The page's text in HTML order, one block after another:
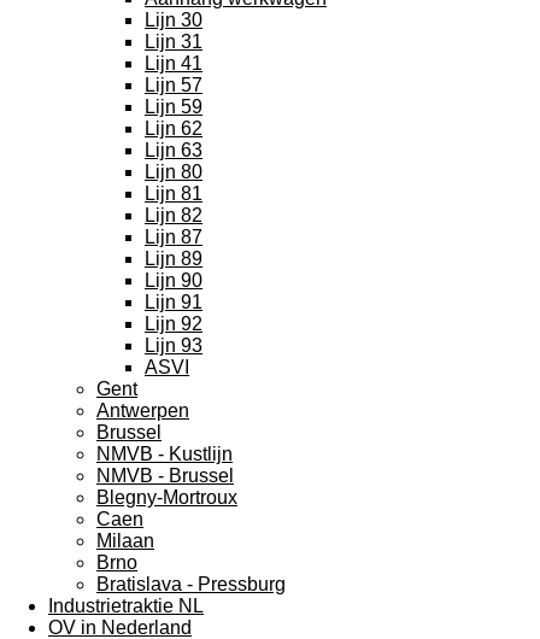
Lijn 30
Lijn 31
Lijn 41
Lijn 57
Lijn 59
Lijn 62
Lijn 63
Lijn 80
Lijn 81
Lijn 82
Lijn 87
Lijn 89
Lijn 90
Lijn 91
Lijn 92
Lijn 93
ASVI
Gent
Antwerpen
Brussel
NMVB - Kustlijn
NMVB - Brussel
Blegny-Mortroux
Caen
Milaan
Brno
Bratislava - Pressburg
Industrietraktie NL
OV in Nederland